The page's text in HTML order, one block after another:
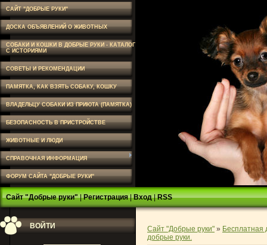
САЙТ "ДОБРЫЕ РУКИ"
ДОСКА ОБЪЯВЛЕНИЙ О ЖИВОТНЫХ
СОБАКИ И КОШКИ В ДОБРЫЕ РУКИ - КАТАЛОГ
С ИСТОРИЯМИ
СОВЕТЫ И РЕКОМЕНДАЦИИ
ПАМЯТКА, КАК ВЗЯТЬ СОБАКУ, КОШКУ
ВЛАДЕЛЬЦУ СОБАКИ ИЗ ПРИЮТА (ПАМЯТКА)
БЕЗОПАСНОСТЬ В ПРИСТРОЙСТВЕ
ЖИВОТНЫЕ И ЛЮДИ
СПРАВОЧНАЯ ИНФОРМАЦИЯ
ФОРУМ САЙТА "ДОБРЫЕ РУКИ"
Сайт "Добрые руки"|Регистрация|Вход|RSS
ВОЙТИ Сайт "Добрые руки" » Бесплатная
добрые руки.